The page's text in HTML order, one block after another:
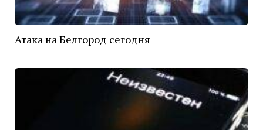
Атака на Белгород сегодня